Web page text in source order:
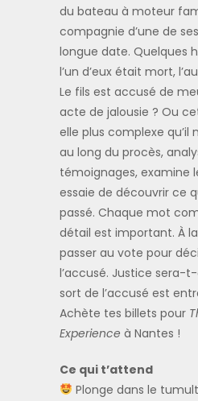
du bateau à moteur
compagnie d’une de
longue date. Quelques
l’un d’eux était mort,
Le fils est accusé de
acte de jalousie ? Ou
elle plus complexe qu’il
au long du procès,
témoignages, examine
essaie de découvrir ce
passé. Chaque mot
détail est important. À
passer au vote pour
l’accusé. Justice sera-
sort de l’accusé est
Achète tes billets pour
Experience à Nantes !
Ce qui t’attend
Plonge dans le